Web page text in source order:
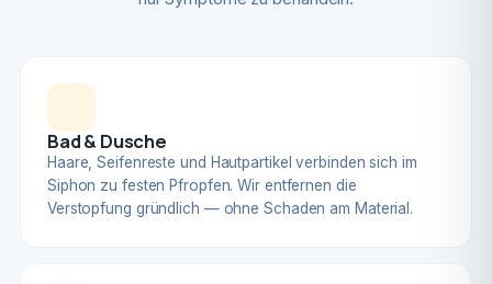
Bad & Dusche
Haare, Seifenreste und Hautpartikel verbinden sich im
Siphon zu festen Pfropfen. Wir entfernen die
Verstopfung gründlich — ohne Schaden am Material.